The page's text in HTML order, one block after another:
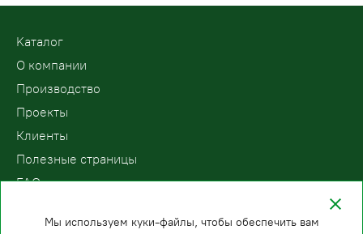
Kаталог
О компании
Производство
Проекты
Клиенты
Полезные страницы
FAQ
Мы используем куки-файлы, чтобы обеспечить вам